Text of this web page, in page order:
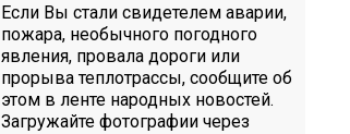
Если Вы стали свидетелем аварии,
пожара, необычного погодного
явления, провала дороги или
прорыва теплотрассы, сообщите об
этом в ленте народных новостей.
Загружайте фотографии через